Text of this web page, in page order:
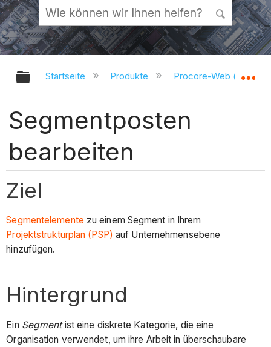
Globale Hierarchie auf- und
Startseite Produkte Procore-Web
Segmentposten
bearbeiten
Ziel
Segmentelemente zu einem Segment in Ihrem
Projektstrukturplan (PSP) auf Unternehmensebene
hinzufügen.
Hintergrund
Ein Segmentist eine diskrete Kategorie, die eine
Organisation verwendet, um ihre Arbeit in überschaubare